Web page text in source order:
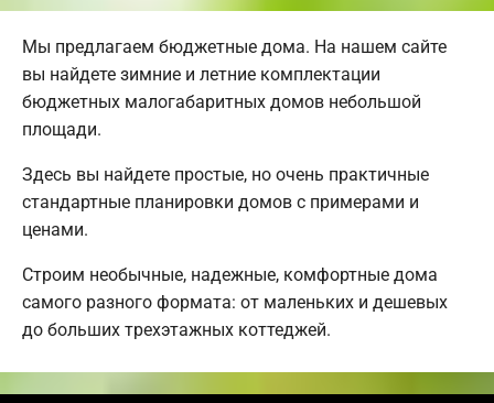
Мы предлагаем бюджетные дома. На нашем сайте
вы найдете зимние и летние комплектации
бюджетных малогабаритных домов небольшой
площади.
Здесь вы найдете простые, но очень практичные
стандартные планировки домов с примерами и
ценами.
Строим необычные, надежные, комфортные дома
самого разного формата: от маленьких и дешевых
до больших трехэтажных коттеджей.